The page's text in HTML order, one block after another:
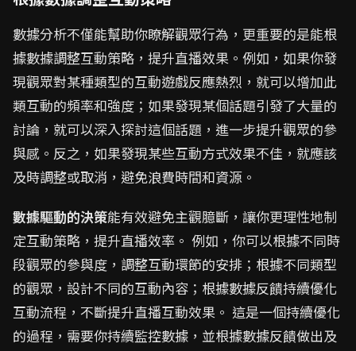
數據分析不僅能幫助你瞭解觀眾行為，更重要的是能根
據數據調整互動策略，提升直播效果。例如，如果你發
現觀眾對某種類型的互動遊戲反應熱烈，就可以增加此
類互動的頻率和強度；如果發現某個話題引發了大量的
討論，就可以深入探討這個話題，進一步提升觀眾的參
與感。反之，如果發現某些互動方式效果不佳，就應該
及時調整或取消，避免浪費時間和資源。
數據驅動的決策能有效避免主觀臆斷，讓你更理性地制
定互動策略，提升直播效率。 例如，你可以根據不同時
段觀眾的參與度，調整互動環節的安排；根據不同類型
的觀眾，設計不同的互動內容；根據數據反饋持續優化
互動流程，不斷提升直播互動效果。 這是一個持續優化
的過程，需要你持續監控數據，並根據數據反饋做出及